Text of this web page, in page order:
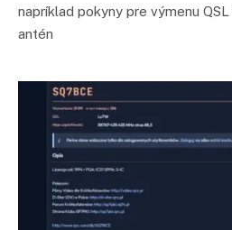
napríklad pokyny pre výmenu
antén